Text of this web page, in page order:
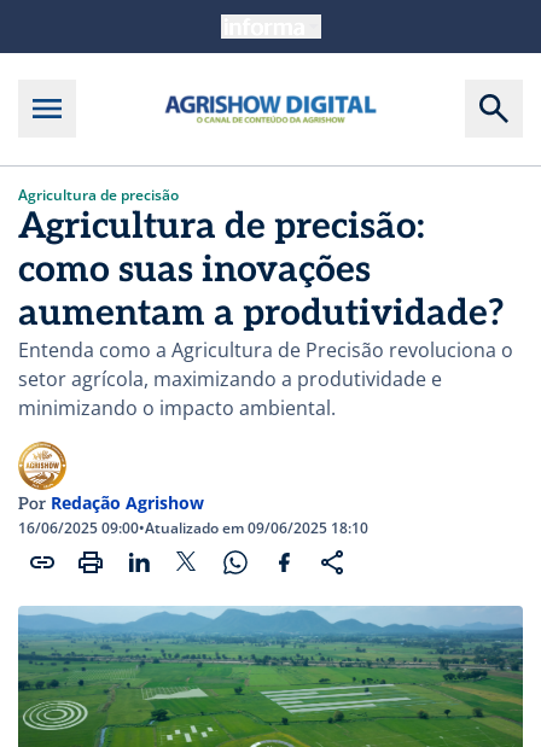
Agricultura de precisão
Agricultura de precisão:
como suas inovações
aumentam a produtividade?
Entenda como a Agricultura de Precisão revoluciona o
setor agrícola, maximizando a produtividade e
minimizando o impacto ambiental.
Por Redação Agrishow
16/06/2025 09:00•Atualizado em 09/06/2025 18:10